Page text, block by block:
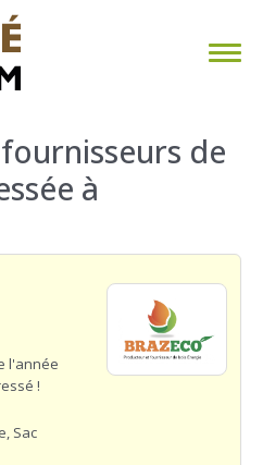
de
à
l'année
!
Sac